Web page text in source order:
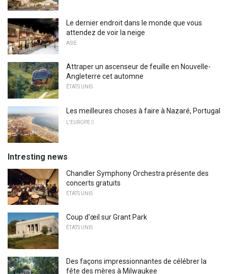
Le dernier endroit dans le monde que vous
attendez de voir la neige
ASIE
Attraper un ascenseur de feuille en Nouvelle-
Angleterre cet automne
ÉTATS UNIS
Les meilleures choses à faire à Nazaré, Portugal
L'EUROPE 
Intresting news
Chandler Symphony Orchestra présente des
concerts gratuits
ÉTATS UNIS
Coup d'œil sur Grant Park
ÉTATS UNIS
Des façons impressionnantes de célébrer la
fête des mères à Milwaukee